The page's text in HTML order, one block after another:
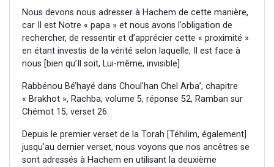
Nous devons nous adresser à Hachem de cette manière,
car Il est Notre « papa » et nous avons l’obligation de
rechercher, de ressentir et d’apprécier cette « proximité »
en étant investis de la vérité selon laquelle, Il est face à
nous [bien qu’Il soit, Lui-même, invisible].
Rabbénou Bé’hayé dans Choul'han Chel Arba’, chapitre
« Brakhot », Rachba, volume 5, réponse 52, Ramban sur
Chémot 15, verset 26.
Depuis le premier verset de la Torah [Téhilim, également]
jusqu’au dernier verset, nous voyons que nos ancêtres se
sont adressés à Hachem en utilisant la deuxième